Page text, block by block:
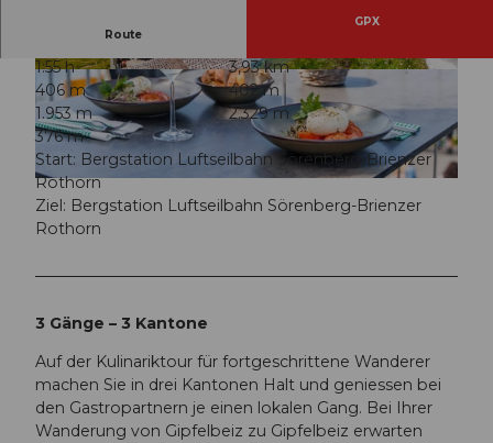
© Wanderblondies, UNESCO Biosphäre Entlebuch
© Wanderblondies, UNESCO Biosphäre Entleb
uch
© Wanderblondies, UNESCO Biosphäre Entleb
Route
GPX
1:55 h
3,93 km
406 m
402 m
1.953 m
2.329 m
376 m
Start: Bergstation Luftseilbahn Sörenberg-Brienzer
Rothorn
Ziel: Bergstation Luftseilbahn Sörenberg-Brienzer
Rothorn
3 Gänge – 3 Kantone
Auf der Kulinariktour für fortgeschrittene Wanderer
machen Sie in drei Kantonen Halt und geniessen bei
den Gastropartnern je einen lokalen Gang. Bei Ihrer
Wanderung von Gipfelbeiz zu Gipfelbeiz erwarten